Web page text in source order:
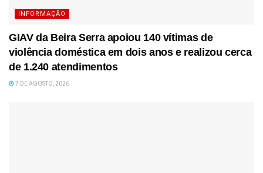
INFORMAÇÃO
GIAV da Beira Serra apoiou 140 vítimas de
violência doméstica em dois anos e realizou cerca
de 1.240 atendimentos
7 DE AGOSTO, 2026